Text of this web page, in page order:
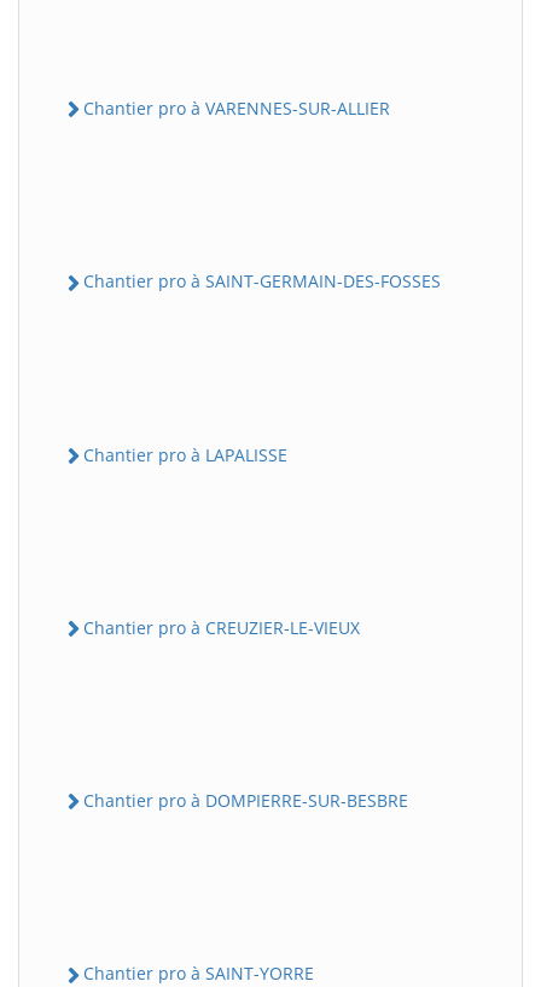
Chantier pro à VARENNES-SUR-ALLIER
Chantier pro à SAINT-GERMAIN-DES-FOSSES
Chantier pro à LAPALISSE
Chantier pro à CREUZIER-LE-VIEUX
Chantier pro à DOMPIERRE-SUR-BESBRE
Chantier pro à SAINT-YORRE